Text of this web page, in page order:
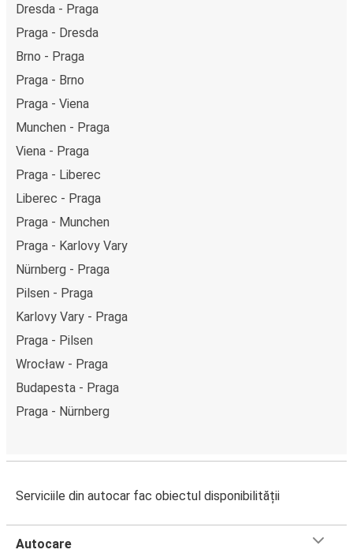
Dresda - Praga
Praga - Dresda
Brno - Praga
Praga - Brno
Praga - Viena
Munchen - Praga
Viena - Praga
Praga - Liberec
Liberec - Praga
Praga - Munchen
Praga - Karlovy Vary
Nürnberg - Praga
Pilsen - Praga
Karlovy Vary - Praga
Praga - Pilsen
Wrocław - Praga
Budapesta - Praga
Praga - Nürnberg
Serviciile din autocar fac obiectul disponibilității
Autocare